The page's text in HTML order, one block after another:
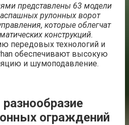
представлены 63 модели
рулонных ворот
которые облегчат
конструкций.
передовых технологий и
обеспечивают высокую
и шумоподавление.
ограждений